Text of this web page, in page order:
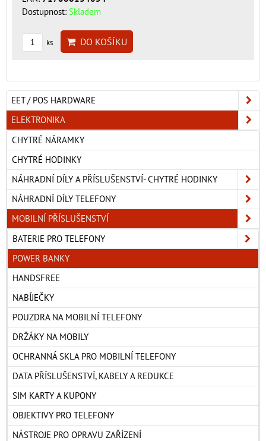
Dostupnost: Skladem
ks DO KOŠÍKU
EET / POS HARDWARE
ELEKTRONIKA
CHYTRÉ NÁRAMKY
CHYTRÉ HODINKY
NÁHRADNÍ DÍLY A PŘÍSLUŠENSTVÍ- CHYTRÉ HODINKY
NÁHRADNÍ DÍLY TELEFONY
MOBILNÍ PŘÍSLUŠENSTVÍ
BATERIE PRO TELEFONY
POWER BANKY
HANDSFREE
NABÍJEČKY
POUZDRA NA MOBILNÍ TELEFONY
DRŽÁKY NA MOBILY
OCHRANNÁ SKLA PRO MOBILNÍ TELEFONY
DATA PŘÍSLUŠENSTVÍ, KABELY A REDUKCE
SIM KARTY A KUPONY
OBJEKTIVY PRO TELEFONY
NÁSTROJE PRO OPRAVU ZAŘÍZENÍ